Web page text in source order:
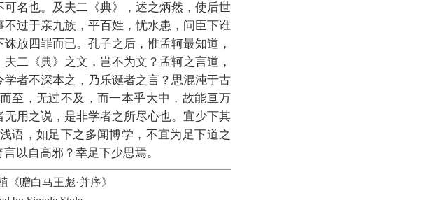
名也。及夫二《典》，述之炳然，使后世
过于亲九族，平百姓，忧水患，问臣下谁
放四罪而已。孔子之后，惟孟轲最知道，
二《典》之文，岂不为文？孟轲之言道，
者不深本之，乃乐诞者之言？思混沌于古
至，无过不及，而一本乎大中，故能亘万
用之说，是非学者之所尽心也。宜少下其
语，如足下之多闻博学，不宜为足下道之
以自高邪？幸足下少思焉。
《赠白马王彪·并序》